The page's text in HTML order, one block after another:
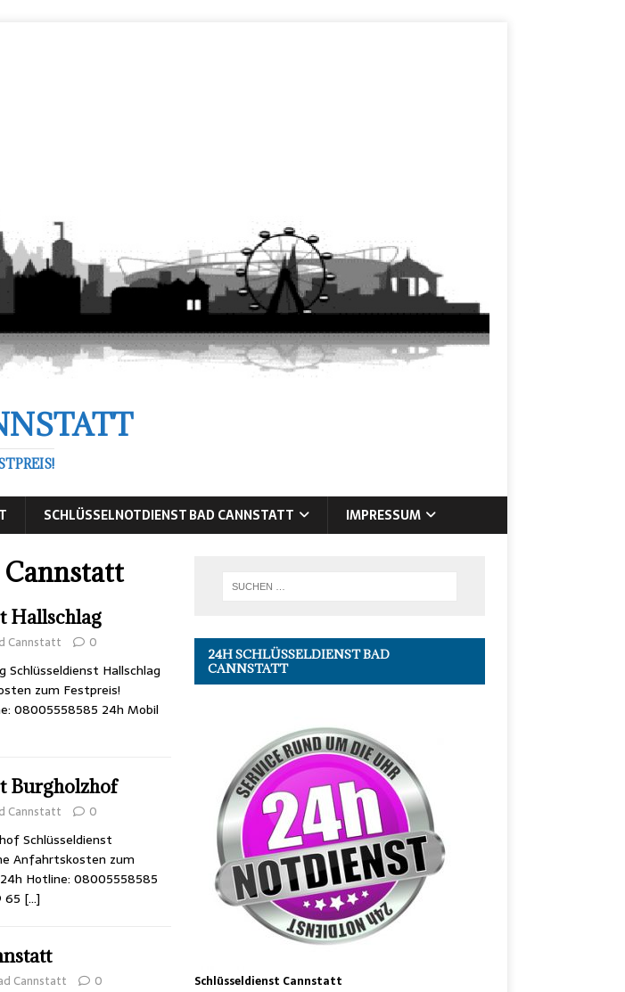
SCHLÜSSELNOTDIENST BAD CANNSTATT IMPRESSUM
Hallschlag
Cannstatt 0
Hallschlag
zum Festpreis!
08005558585 24h Mobil
Burgholzhof
Cannstatt 0
Schlüsseldienst
Anfahrtskosten zum
Hotline: 08005558585
65 […]
Cannstatt 0
24H SCHLÜSSELDIENST BAD
CANNSTATT
Schlüsseldienst Cannstatt